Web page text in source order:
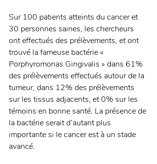
Sur 100 patients atteints du cancer et
30 personnes saines, les chercheurs
ont effectués des prélèvements, et ont
trouvé la fameuse bactérie «
Porphyromonas Gingivalis » dans 61%
des prélèvements effectués autour de la
tumeur, dans 12% des prélèvements
sur les tissus adjacents, et 0% sur les
témoins en bonne santé. La présence de
la bactérie serait d’autant plus
importante si le cancer est à un stade
avancé.